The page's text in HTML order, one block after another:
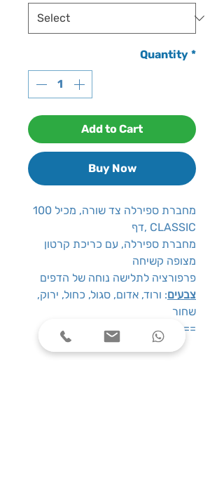
Quantity *
Add to Cart
Buy Now
מחברת ספירלה צד שורה, מכיל 100
דף, CLASSIC
מחברת ספירלה, עם כריכת קרטון
מצופה קשיחה
פרפורציה לתלישה נוחה של הדפים
צבעים: ורוד, אדום, סגול, כחול, ירוק,
שחור
סוג מחברת
: שורה ===